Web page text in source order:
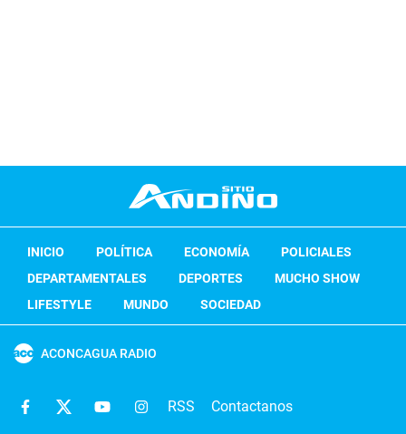
INICIO POLÍTICA ECONOMÍA
POLICIALES
DEPARTAMENTALES
DEPORTES
MUCHO SHOW
LIFESTYLE
MUNDO SOCIEDAD
ACONCAGUA RADIO
RSS Contactanos